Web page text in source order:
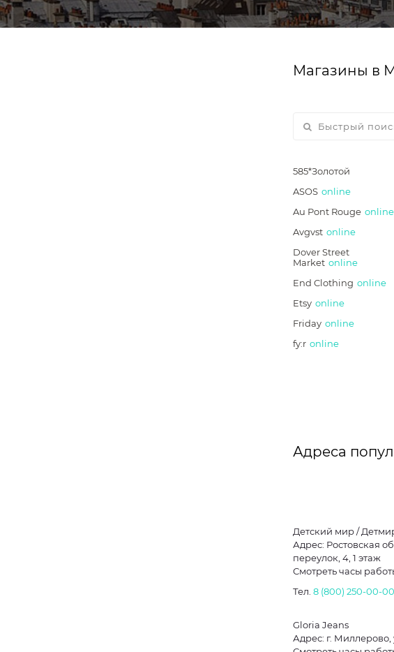
Магазины в
585*Золотой
ASOS online
Au Pont Rouge online
Avgvst online
Dover Street
Market online
End Clothing online
Etsy online
Friday online
fy:r online
Адреса
Детский мир /
Адрес: Ростовская
переулок, 4, 1 этаж
Смотреть часы
Тел. 8 (800) 250-00-00
Gloria Jeans
Адрес: г. Миллерово,